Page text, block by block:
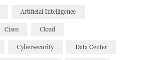
Artificial Intelligence
Cisco Cloud
Cybersecurity Data Center